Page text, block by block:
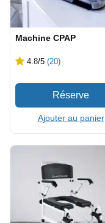
Machine CPAP
4.8/5 (20)
Ajouter au panier